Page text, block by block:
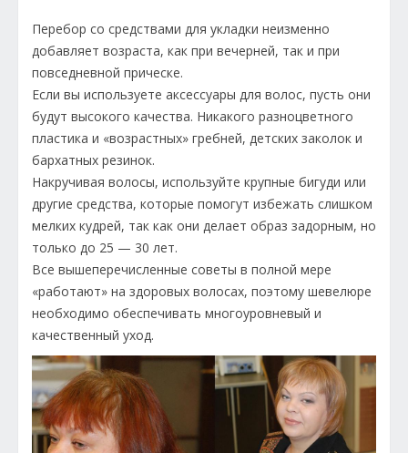
Перебор со средствами для укладки неизменно
добавляет возраста, как при вечерней, так и при
повседневной прическе.
Если вы используете аксессуары для волос, пусть они
будут высокого качества. Никакого разноцветного
пластика и «возрастных» гребней, детских заколок и
бархатных резинок.
Накручивая волосы, используйте крупные бигуди или
другие средства, которые помогут избежать слишком
мелких кудрей, так как они делает образ задорным, но
только до 25 — 30 лет.
Все вышеперечисленные советы в полной мере
«работают» на здоровых волосах, поэтому шевелюре
необходимо обеспечивать многоуровневый и
качественный уход.